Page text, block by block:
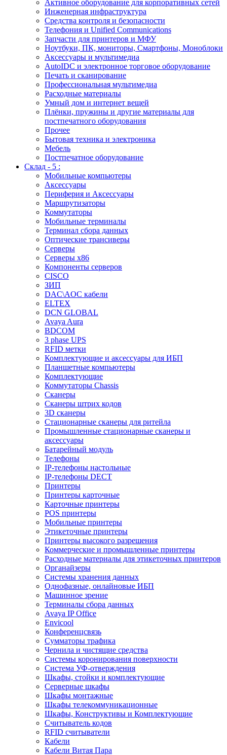
Активное оборудование для корпоративных сетей
Инженерная инфраструктура
Средства контроля и безопасности
Телефония и Unified Communications
Запчасти для принтеров и МФУ
Ноутбуки, ПК, мониторы, Смартфоны, Моноблоки
Аксессуары и мультимедиа
AutoIDC и электронное торговое оборудование
Печать и сканирование
Профессиональная мультимедиа
Расходные материалы
Умный дом и интернет вещей
Плёнки, пружины и другие материалы для
постпечатного оборудования
Прочее
Бытовая техника и электроника
Мебель
Постпечатное оборудование
Склад - 5 :
Мобильные компьютеры
Аксессуары
Периферия и Аксессуары
Маршрутизаторы
Коммутаторы
Мобильные терминалы
Терминал сбора данных
Оптические трансиверы
Серверы
Серверы x86
Компоненты серверов
CISCO
ЗИП
DAC\AOC кабели
ELTEX
DCN GLOBAL
Avaya Aura
BDCOM
3 phase UPS
RFID метки
Комплектующие и аксессуары для ИБП
Планшетные компьютеры
Комплектующие
Коммутаторы Chassis
Сканеры
Сканеры штрих кодов
3D сканеры
Стационарные сканеры для ритейла
Промышленные стационарные сканеры и
аксессуары
Батарейный модуль
Телефоны
IP-телефоны настольные
IP-телефоны DECT
Принтеры
Принтеры карточные
Карточные принтеры
POS принтеры
Мобильные принтеры
Этикеточные принтеры
Принтеры высокого разрешения
Коммерческие и промышленные принтеры
Расходные материалы для этикеточных принтеров
Органайзеры
Системы хранения данных
Однофазные, онлайновые ИБП
Машинное зрение
Терминалы сбора данных
Avaya IP Office
Envicool
Конференцсвязь
Сумматоры трафика
Чернила и чистящие средства
Системы коронирования поверхности
Cистема УФ-отверждения
Шкафы, стойки и комплектующие
Серверные шкафы
Шкафы монтажные
Шкафы телекоммуникационные
Шкафы, Конструктивы и Комплектующие
Считыватель кодов
RFID считыватели
Кабели
Кабели Витая Пара